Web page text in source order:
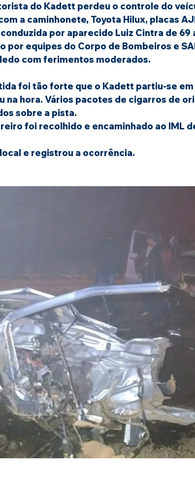
do Kadett perdeu o controle do
a caminhonete, Toyota Hilux, placas
por aparecido Luiz Cintra de 69
por equipes do Corpo de Bombeiros e
com ferimentos moderados.
foi tão forte que o Kadett partiu-se
na hora. Vários pacotes de cigarros de
sobre a pista.
foi recolhido e encaminhado ao IML
e registrou a ocorrência.